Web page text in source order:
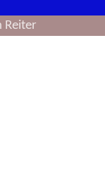
Reiter